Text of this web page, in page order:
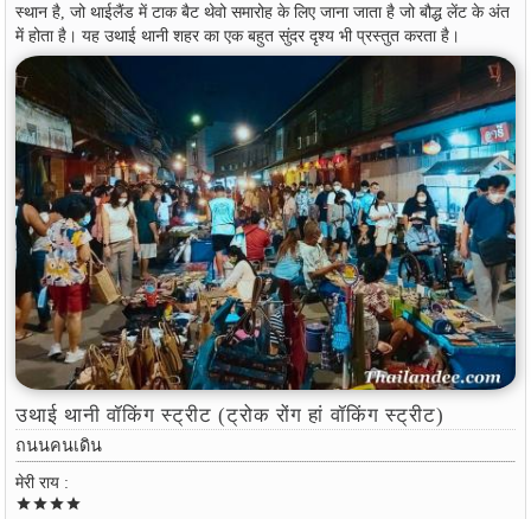
स्थान है, जो थाईलैंड में टाक बैट थेवो समारोह के लिए जाना जाता है जो बौद्ध लेंट के अंत
में होता है। यह उथाई थानी शहर का एक बहुत सुंदर दृश्य भी प्रस्तुत करता है।
उथाई थानी वॉकिंग स्ट्रीट (ट्रोक रोंग हां वॉकिंग स्ट्रीट)
ถนนคนเดิน
मेरी राय :
starstarstarstar